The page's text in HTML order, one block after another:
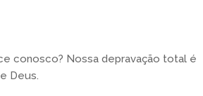
conosco? Nossa depravação total é
Deus.